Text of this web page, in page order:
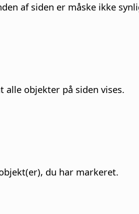
af siden er måske ikke
alle objekter på siden vises.
du har markeret.